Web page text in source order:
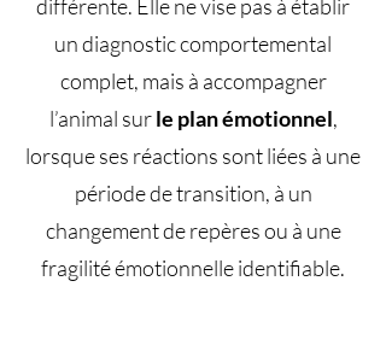
différente. Elle ne vise pas à établir
un diagnostic comportemental
complet, mais à accompagner
l’animal surle plan émotionnel,
lorsque ses réactions sont liées à une
période de transition, à un
changement de repères ou à une
fragilité émotionnelle identifiable.